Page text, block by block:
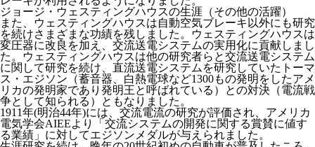
ジョージ・ウェスティングハウスの生涯（その他の活躍）
また、ウェスティングハウスは自動空気ブレーキ以外にも研究
を続けさまざまな功績を残しました。ウェスティングハウスは
変圧器に改良を加え、交流送電システムの実用化に貢献しまし
た。ウェスティングハウスは他の研究者らと交流送電システム
に関して研究を続け、直流送電システムを研究していたトーマ
ス・エジソン（蓄音器、白熱電球など1300もの発明をしたアメ
リカの発明家であり発明王と呼ばれている）との対決（電流戦
争として知られる）ともなりました。
1911年(明治44年)には、交流電流の研究が評価され、アメリカ
電気学会AIEEより「交流システムの開発に関する賞賛に値す
る業績」に対してエジソンメダルが与えられました。